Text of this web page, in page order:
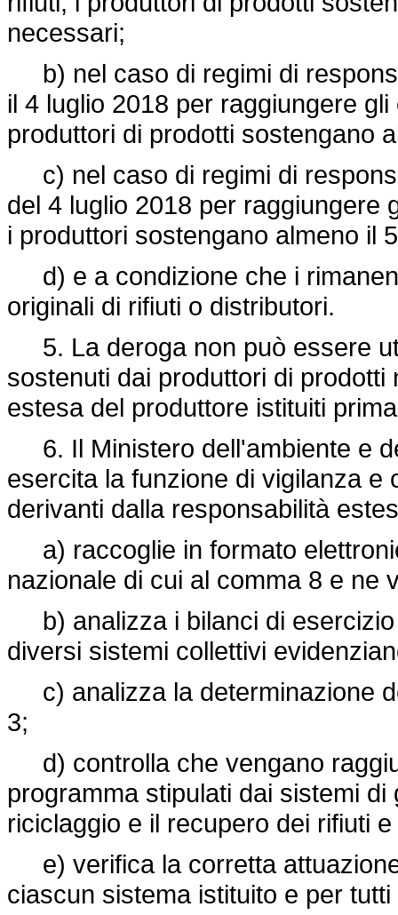
necessari;
b) nel caso di regimi di
il 4 luglio 2018 per raggiungere
produttori di prodotti sostengano
c) nel caso di regimi di
del 4 luglio 2018 per raggiungere
i produttori sostengano almeno il
d) e a condizione che i
originali di rifiuti o distributori.
5. La deroga non può essere
sostenuti dai produttori di
estesa del produttore istituiti
6. Il Ministero dell'ambiente e
esercita la funzione di vigilanza e
derivanti dalla responsabilità
a) raccoglie in formato
nazionale di cui al comma 8 e ne
b) analizza i bilanci di esercizio
diversi sistemi collettivi
c) analizza la determinazione
3;
d) controlla che vengano
programma stipulati dai sistemi
riciclaggio e il recupero dei rifiuti
e) verifica la corretta
ciascun sistema istituito e per